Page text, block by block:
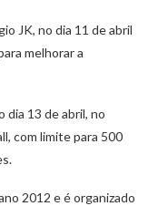
JK, no dia 11 de abril
melhorar a
dia 13 de abril, no
com limite para 500
2012 e é organizado